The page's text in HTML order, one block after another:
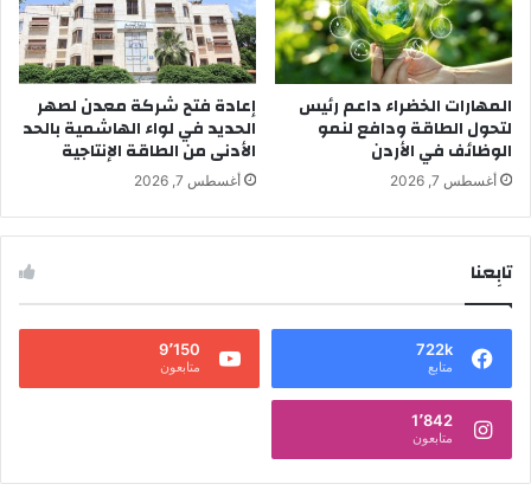
المهارات الخضراء داعم رئيس
لتحول الطاقة ودافع لنمو
الوظائف في الأردن
أغسطس 7, 2026
إعادة فتح شركة معدن لصهر
الحديد في لواء الهاشمية بالحد
الأدنى من الطاقة الإنتاجية
أغسطس 7, 2026
تابِعنا
722k
متابع
9٬150
متابعون
1٬842
متابعون